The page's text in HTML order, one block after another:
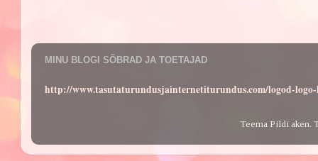
MINU BLOGI SÕBRAD JA TOETAJAD
http://www.tasutaturundusjainternetiturundus.com/logod-
Teema Pildi aken.